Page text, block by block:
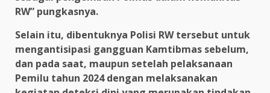
RW” pungkasnya.
Selain itu, dibentuknya Polisi RW tersebut untuk
mengantisipasi gangguan Kamtibmas sebelum,
dan pada saat, maupun setelah pelaksanaan
Pemilu tahun 2024 dengan melaksanakan